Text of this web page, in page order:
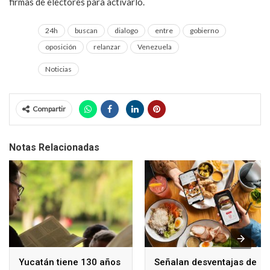
24h buscan dialogo entre
gobierno
oposición
relanzar Venezuela
Noticias
Compartir
Notas Relacionadas
Yucatán tiene 130 años
Señalan desventajas de